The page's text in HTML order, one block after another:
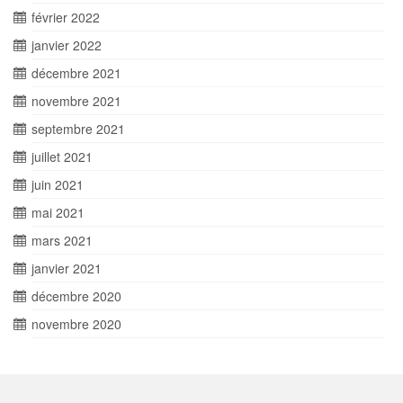
février 2022
janvier 2022
décembre 2021
novembre 2021
septembre 2021
juillet 2021
juin 2021
mai 2021
mars 2021
janvier 2021
décembre 2020
novembre 2020